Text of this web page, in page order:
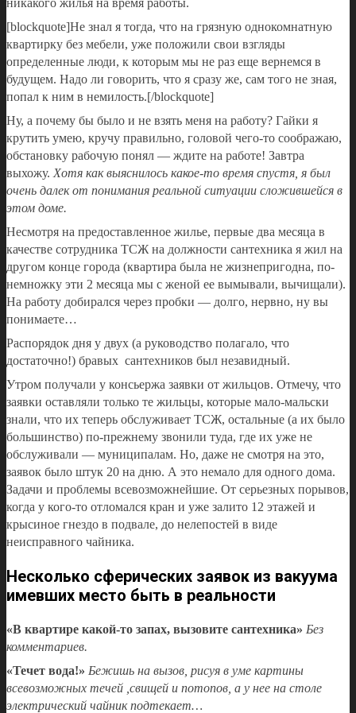
[blockquote]Не знал я тогда, что на грязную однокомнатную
квартирку без мебели, уже положили свои взгляды
определенные люди, к которым мы не раз еще вернемся в
будущем. Надо ли говорить, что я сразу же, сам того не зная,
попал к ним в немилость.[/blockquote]
Ну, а почему бы было и не взять меня на работу? Гайки я
крутить умею, кручу правильно, головой чего-то соображаю,
обстановку рабочую понял — ждите на работе! Завтра
выхожу. Хотя как выяснилось какое-то время спустя, я был
очень далек от понимания реальной ситуации сложившейся в
этом доме.
Несмотря на предоставленное жилье, первые два месяца в
качестве сотрудника ТСЖ на должности сантехника я жил на
другом конце города (квартира была не жизнепригодна, по-
немножку эти 2 месяца мы с женой ее вымывали, вычищали).
На работу добирался через пробки — долго, нервно, ну вы
понимаете…
Распорядок дня у двух (а руководство полагало, что
достаточно!) бравых сантехников был незавидный.
Утром получали у консьержа заявки от жильцов. Отмечу, что
заявки оставляли только те жильцы, которые мало-мальски
знали, что их теперь обслуживает ТСЖ, остальные (а их было
большинство) по-прежнему звонили туда, где их уже не
обслуживали — муниципалам. Но, даже не смотря на это,
заявок было штук 20 на дню. А это немало для одного дома.
Задачи и проблемы всевозможнейшие. От серьезных порывов,
когда у кого-то отломался кран и уже залито 12 этажей и
крысиное гнездо в подвале, до нелепостей в виде
неисправного чайника.
Несколько сферических заявок из вакуума
имевших место быть в реальности
«В квартире какой-то запах, вызовите сантехника» Без
комментариев.
«Течет вода!» Бежишь на вызов, рисуя в уме картины
всевозможных течей ,свищей и потопов, а у нее на столе
электрический чайник подтекает…